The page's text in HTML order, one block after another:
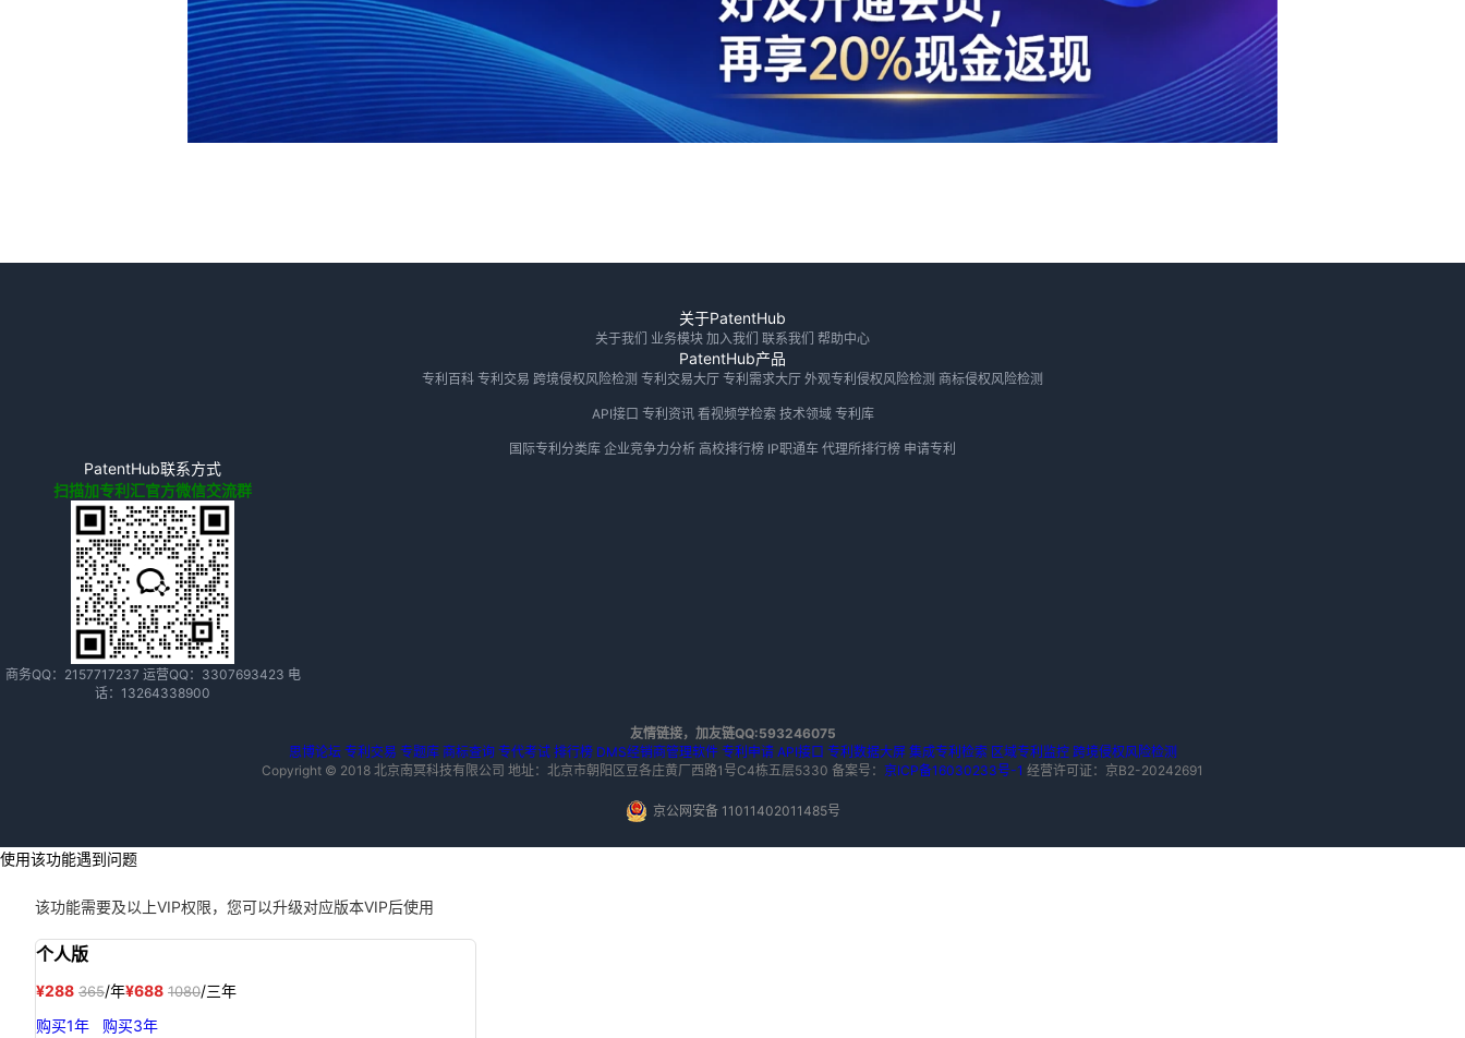
关于PatentHub
关于我们 业务模块 加入我们 联系我们 帮助中心
PatentHub产品
专利百科 专利交易 跨境侵权风险检测 专利交易大厅 专利需求大厅 外观专利侵权风险检测 商标侵权风险检测
API接口 专利资讯 看视频学检索 技术领域 专利库
国际专利分类库 企业竞争力分析 高校排行榜 IP职通车 代理所排行榜 申请专利
PatentHub联系方式
扫描加专利汇官方微信交流群
商务QQ： 2157717237 运营QQ： 3307693423 电
话： 13264338900
友情链接，加友链QQ:593246075
思博论坛 专利交易 专题库 商标查询 专代考试 排行榜 DMS经销商管理软件 专利申请 API接口 专利数据大屏 集成专利检索 区域专利监控 跨境侵权风险检测
Copyright © 2018 北京南冥科技有限公司 地址：北京市朝阳区豆各庄黄厂西路1号C4栋五层5330 备案号： 京ICP备16030233号-1 经营许可证：京B2-20242691
京公网安备 11011402011485号
使用该功能遇到问题
该功能需要及以上VIP权限，您可以升级对应版本VIP后使用
个人版
¥288 365/年¥688 1080/三年
购买1年
购买3年